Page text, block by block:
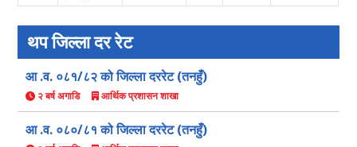
थप जिल्ला दर रेट
आ .व. ०८१/८२ को जिल्ला दररेट (तनहुँ)
२ बर्ष अगाडि आर्थिक प्रशासन शाखा
आ .व. ०८०/८१ को जिल्ला दररेट (तनहुँ)